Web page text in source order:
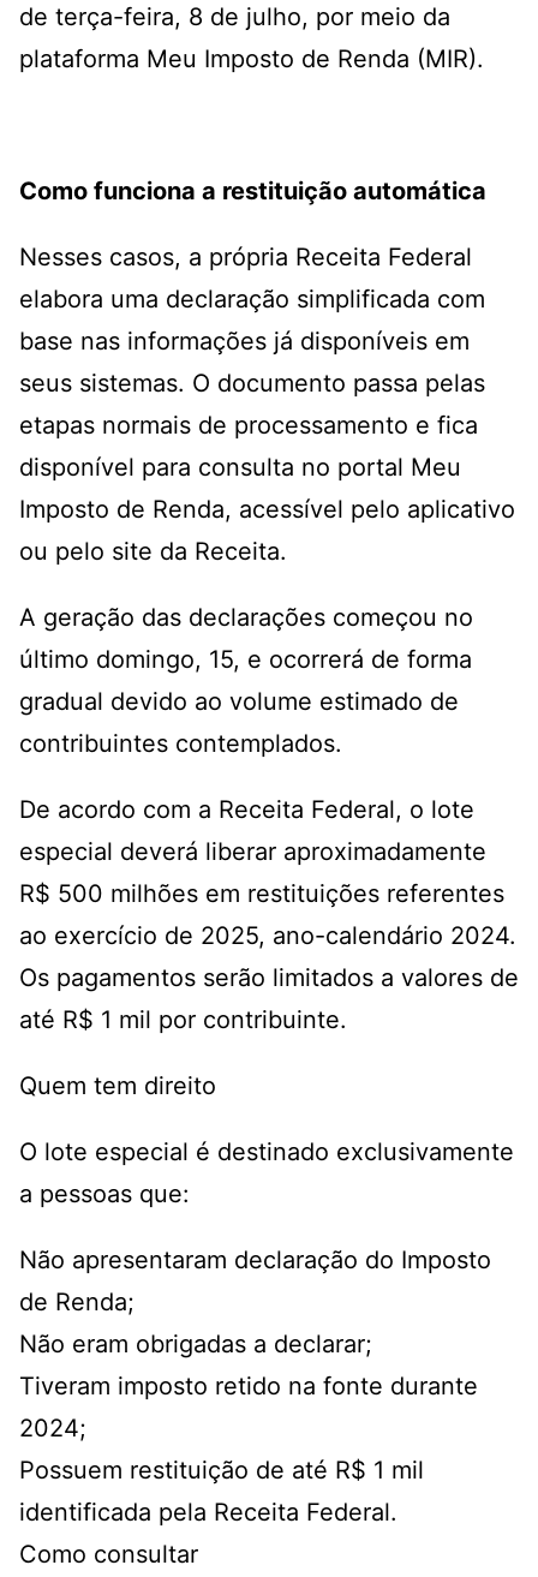
de terça-feira, 8 de julho, por meio da
plataforma Meu Imposto de Renda (MIR).
Como funciona a restituição automática
Nesses casos, a própria Receita Federal
elabora uma declaração simplificada com
base nas informações já disponíveis em
seus sistemas. O documento passa pelas
etapas normais de processamento e fica
disponível para consulta no portal Meu
Imposto de Renda, acessível pelo aplicativo
ou pelo site da Receita.
A geração das declarações começou no
último domingo, 15, e ocorrerá de forma
gradual devido ao volume estimado de
contribuintes contemplados.
De acordo com a Receita Federal, o lote
especial deverá liberar aproximadamente
R$ 500 milhões em restituições referentes
ao exercício de 2025, ano-calendário 2024.
Os pagamentos serão limitados a valores de
até R$ 1 mil por contribuinte.
Quem tem direito
O lote especial é destinado exclusivamente
a pessoas que:
Não apresentaram declaração do Imposto
de Renda;
Não eram obrigadas a declarar;
Tiveram imposto retido na fonte durante
2024;
Possuem restituição de até R$ 1 mil
identificada pela Receita Federal.
Como consultar